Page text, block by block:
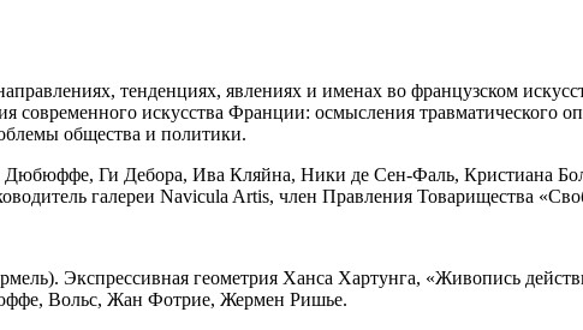
тенденциях, явлениях и именах во французском
современного искусства Франции: осмысления травматического
общества и политики.
Ги Дебора, Ива Кляйна, Ники де Сен-Фаль, Кристиана
галереи Navicula Artis, член Правления Товарищества
Экспрессивная геометрия Ханса Хартунга, «Живопись
Вольс, Жан Фотрие, Жермен Ришье.